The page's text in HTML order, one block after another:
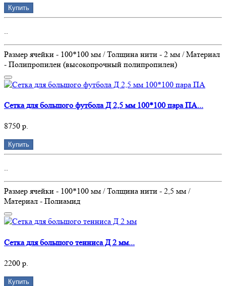
Купить
..
Размер ячейки - 100*100 мм / Толщина нити - 2 мм / Материал
- Полипропилен (высокопрочный полипропилен)
Сетка для большого футбола Д 2,5 мм 100*100 пара ПА...
8750 р.
Купить
..
Размер ячейки - 100*100 мм / Толщина нити - 2,5 мм /
Материал - Полиамид
Сетка для большого тенниса Д 2 мм...
2200 р.
Купить